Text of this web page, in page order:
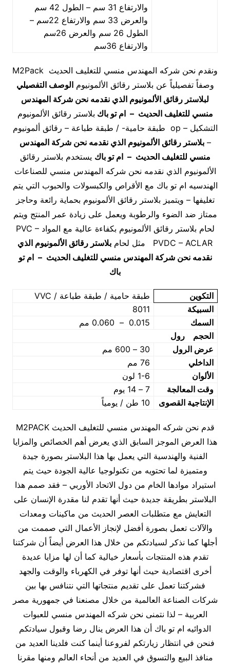
والارتفاع 31 سم – الطول 42 سم
والعرض 33 سم والارتفاع 22سم –
الطول 26 سم والعرض 26سم
والارتفاع 36سم
ونقدم نحن شركه المهندس منسي للتغليف الحديث M2Pack
وصفاً تفصيلياً عن بلاستر رقائق الألمونيومالوصف التفصيلي
لبلاستر رقائق الألمونيوم الذي نقدمه نحن شركة المهندس
منسي للتغليف الحديث – ام تو باك بلاستر رقائق الألمونيوم
التشكيل – op طبقة حامية- / طبقة طباعة – رقائق ألمونيوم
–بلاستر رقائق الألمونيوم الذي نقدمه نحن شركة المهندس
منسي للتغليف الحديث – ام تو باك يستخدم بلاستر رقائق
الألمونيوم الذي نقدمه نحن شركه المهندس منسي للصناعات
الهندسيه ام تو باك مع الأقراص والكبسولات والحبوب التي يتم
تغليفها – ويتميز بلاستر رقائق الألمونيوم بحماية رائعة وحاجز
ممتاز ضد الضوء والرطوبة ويعمل على زيادة عمر المنتج ويتم
لحام بلاستر رقائق الألمونيوم بكفاءة عالية مع المواد PVC –
PVDC – ACLAR مثل لحام
بلاستر رقائق الألمونيوم الذي
نقدمه نحن شركة المهندس منسي للتغليف الحديث – ام تو
باك
التكوين
طبقة حامية / طبقة طباعة / VVC
السبيكة
8011
السمك
0.015 – 0.060 مم
الحجم رول
عرض الرول
30 – 600 مم
الداخلي
76 مم
الألوان
1-6 لون
وقت المعالجة
7 – 14 يوم
الإنتاجية القصوى
10 طن / يومياً
قدم نحن شركه المهندس منسي للتغليف الحديث M2PACK
هذا العرض الموجز السابق الذي يعرض أهم الخصائص والمزايا
الفنية والهندسية التي يعمل بها هذا البلاستر بصورة جيدة
ومتميزة لما تحتويه من تكنولوجيا عالية الجودة حيث يتم
استيراد موادها الخام من دول الاتحاد الأوربي – فقد صمم هذا
البلاستر بطريقة جديدة حيث أنها تقدم لنا مقدرة الإنسان على
التعايش مع متطلبات العصر الحديث من ماكينات ومعدات
والآلات تعمل بصورة أفضل لإنجاز الأعمال التي صممت من
أجلها كما نذكر لسيادتكم من خلال هذا العرض أيضاً أن شركتنا
تقدم هذه المنتجات بأسعار خيالية كما أن لها مزايا عديدة
أخرى اقتصادية حيث أنها توفر في الكهرباء والوقت والجهد
فشركتنا تعمل على تقديم منتجاتها التي نتنافس بها بين
شركات الصناعة العالمية من خلال مصنعنا في جمهورية مصر
العربية – لذا نتمنى نحن شركه المهندس منسي للعبوات
الدوائيه ام تو باك أن هذا العرض ينال رضا وقبول سيادتكم
فنحن في انتظار زيارتكم لفروعنا أينما كنت فلدينا العديد من
منافذ البيع والتسوق في العديد من أنحاء العالم ومنها مقرنا